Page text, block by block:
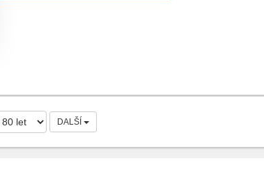
DALŠÍ